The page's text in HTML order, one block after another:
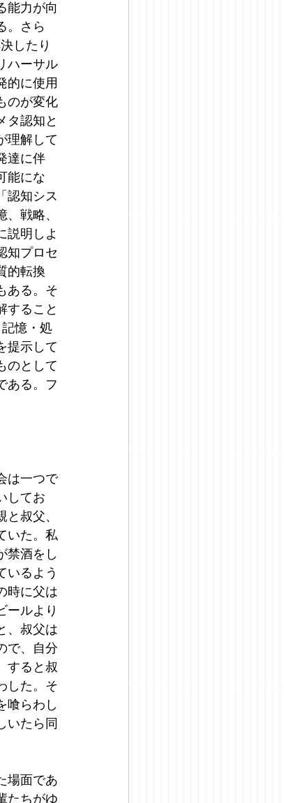
能力が向
。さら
したり
ハーサル
的に使用
のが変化
タ認知と
理解して
達に伴
能にな
認知シス
戦略、
説明しよ
知プロセ
的転換
ある。そ
すること
憶・処
提示して
のとして
ある。フ
は一つで
してお
叔父、
いた。私
禁酒をし
いるよう
時に父は
ールより
、叔父は
で、自分
すると叔
した。そ
喰らわし
いたら同
場面であ
たちがゆ